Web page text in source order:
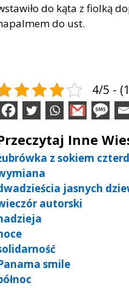
do kąta z fiolką
do ust.
4/5 -
Inne
z sokiem
jasnych
autorski
smile